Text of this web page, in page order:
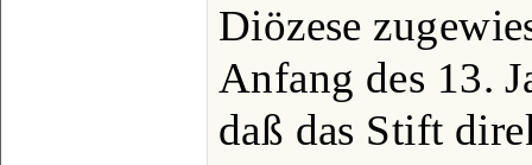
Diözese
Anfang des 13.
daß das Stift